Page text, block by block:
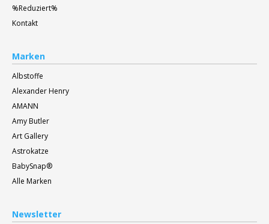
%Reduziert%
Kontakt
Marken
Albstoffe
Alexander Henry
AMANN
Amy Butler
Art Gallery
Astrokatze
BabySnap®
Alle Marken
Newsletter